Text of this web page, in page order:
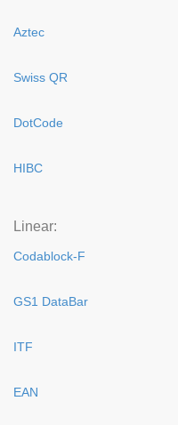
Aztec
Swiss QR
DotCode
HIBC
Linear:
Codablock-F
GS1 DataBar
ITF
EAN